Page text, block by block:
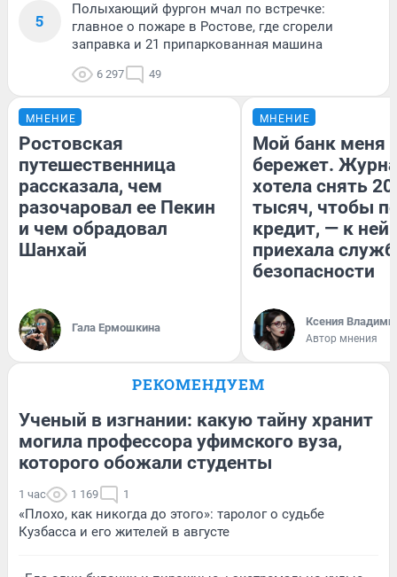
5
Полыхающий фургон мчал по встречке:
главное о пожаре в Ростове, где сгорели
заправка и 21 припаркованная машина
6 297 49
МНЕНИЕ
Ростовская
путешественница
рассказала, чем
разочаровал ее Пекин
и чем обрадовал
Шанхай
Гала Ермошкина
МНЕНИЕ
Мой банк меня
бережет.
хотела снять
тысяч, чтобы
кредит, — к
приехала
безопасности
Ксения
Автор мнения
РЕКОМЕНДУЕМ
Ученый в изгнании: какую тайну хранит
могила профессора уфимского вуза,
которого обожали студенты
1 час 1 169 1
«Плохо, как никогда до этого»: таролог о судьбе
Кузбасса и его жителей в августе